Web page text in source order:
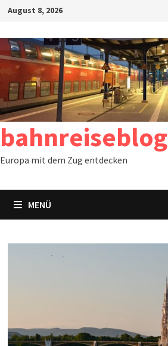
Zum
springen
August 8, 2026
bahnreiseblog
Europa mit dem Zug entdecken
MENÜ